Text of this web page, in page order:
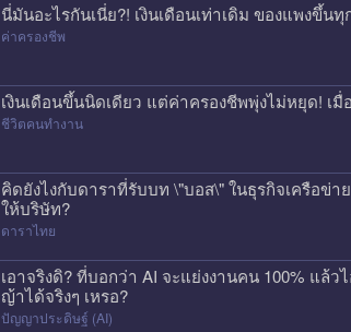
นี่มันอะไรกันเนี่ย?! เงินเดือนเท่าเดิม ของแพงขึ้
ค่าครองชีพ
เงินเดือนขึ้นนิดเดียว แต่ค่าครองชีพพุ่งไม่หยุด! เ
ชีวิตคนทำงาน
คิดยังไงกับดาราที่รับบท \"บอส\" ในธุรกิจเครือข่
ให้บริษัท?
ดาราไทย
เอาจริงดิ? ที่บอกว่า AI จะแย่งงานคน 100% แล้
ญ้าได้จริงๆ เหรอ?
ปัญญาประดิษฐ์ (AI)